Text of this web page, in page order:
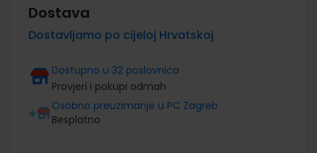
Dostava
Dostavljamo po cijeloj Hrvatskoj
Dostupno u 32 poslovnica
Provjeri i pokupi odmah
Osobno preuzimanje u PC Zagreb
Besplatno